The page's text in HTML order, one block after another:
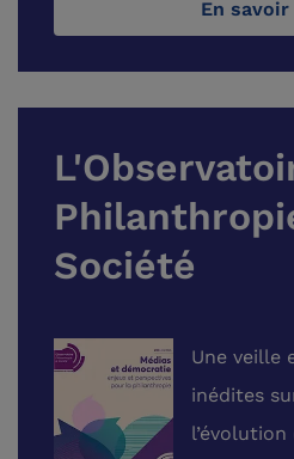
En
Société
Une veille
inédites